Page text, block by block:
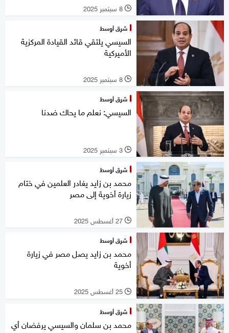
l 8 سبتمبر 2025
شرق أوسط
السيسي يلتقي قائد القيادة المركزية
الأميركية
l 8 سبتمبر 2025
شرق أوسط
السيسي: نعلم ما يحاك ضدنا
l 3 سبتمبر 2025
شرق أوسط
محمد بن زايد يغادر العلمين في ختام
زيارة أخوية إلى مصر
l 27 أغسطس 2025
شرق أوسط
محمد بن زايد يصل مصر في زيارة
أخوية
l 25 أغسطس 2025
شرق أوسط
محمد بن سلمان والسيسي يرفضان أي